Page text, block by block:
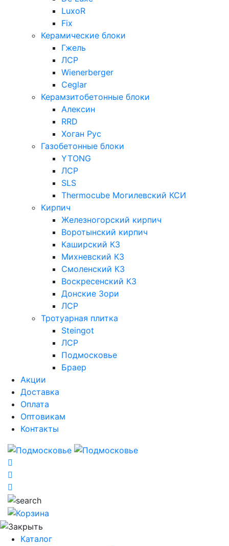
LuxoR
Fix
Керамические блоки
Гжель
ЛСР
Wienerberger
Ceglar
Керамзитобетонные блоки
Алексин
RRD
Хоган Рус
Газобетонные блоки
YTONG
ЛСР
SLS
Thermocube Могилевский КСИ
Кирпич
Железногорский кирпич
Воротынский кирпич
Каширский КЗ
Михневский КЗ
Смоленский КЗ
Воскресенский КЗ
Донские Зори
ЛСР
Тротуарная плитка
Steingot
ЛСР
Подмосковье
Браер
Акции
Доставка
Оплата
Оптовикам
Контакты
Каталог